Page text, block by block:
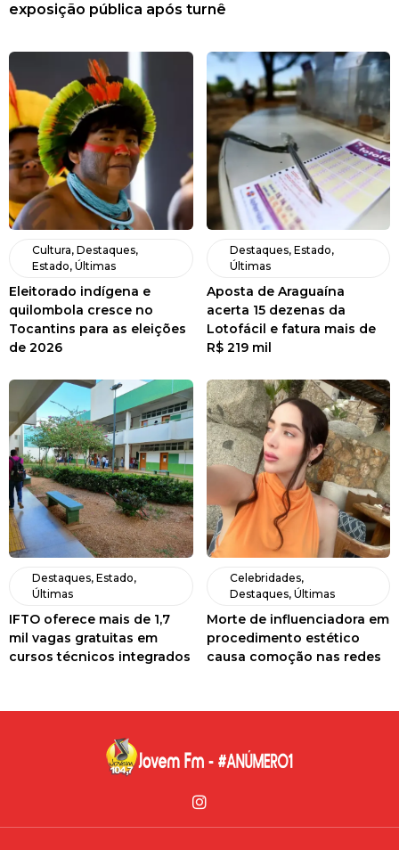
exposição pública após turnê
Cultura, Destaques,
Estado, Últimas
Eleitorado indígena e
quilombola cresce no
Tocantins para as eleições
de 2026
Destaques, Estado,
Últimas
Aposta de Araguaína
acerta 15 dezenas da
Lotofácil e fatura mais de
R$ 219 mil
Destaques, Estado,
Últimas
IFTO oferece mais de 1,7
mil vagas gratuitas em
cursos técnicos integrados
Celebridades,
Destaques, Últimas
Morte de influenciadora em
procedimento estético
causa comoção nas redes